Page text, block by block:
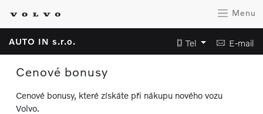
Menu
AUTO IN s.r.o. Tel E-mail
Cenové bonusy
Cenové bonusy, které získáte při nákupu nového vozu
Volvo.